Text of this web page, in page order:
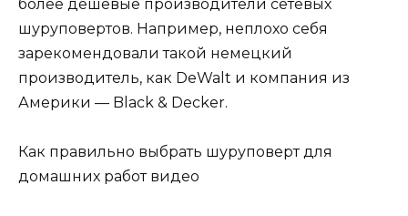
более дешевые производители сетевых
шуруповертов. Например, неплохо себя
зарекомендовали такой немецкий
производитель, как DeWalt и компания из
Америки — Black & Decker.
Как правильно выбрать шуруповерт для
домашних работ видео